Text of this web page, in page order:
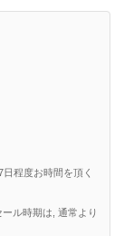
程度お時間を頂く
ル時期は, 通常より